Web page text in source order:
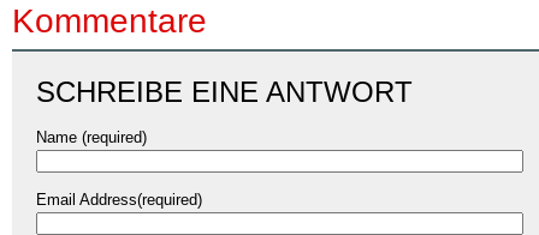
Kommentare
SCHREIBE EINE ANTWORT
Name (required)
Email Address(required)